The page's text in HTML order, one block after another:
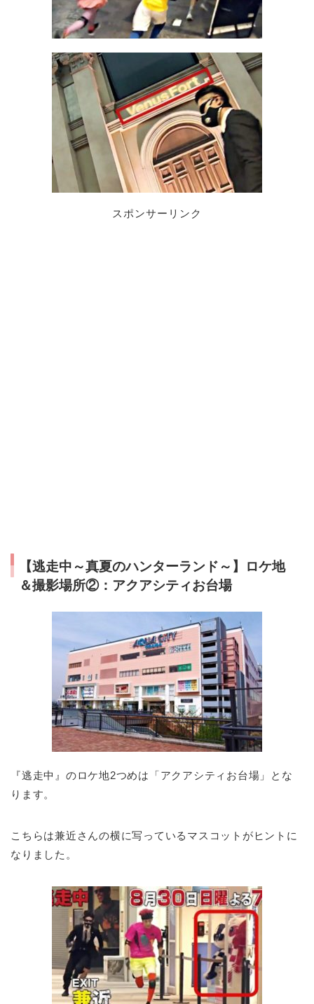
スポンサーリンク
【逃走中～真夏のハンターランド～】ロケ地
＆撮影場所②：アクアシティお台場
『逃走中』のロケ地2つめは「アクアシティお台場」とな
ります。
こちらは兼近さんの横に写っているマスコットがヒントに
なりました。